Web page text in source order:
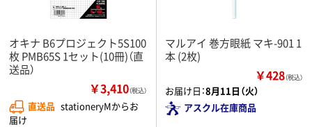
オキナ B6プロジェクト5S100
枚 PMB65S 1セット(10冊)（直
送品）
￥3,410（税込）
直送品 stationeryMからお
届け
マルアイ 巻方眼紙 マキ-901 1
本 (2枚)
￥428（税込）
お届け日：8月11日（火）
アスクル在庫商品